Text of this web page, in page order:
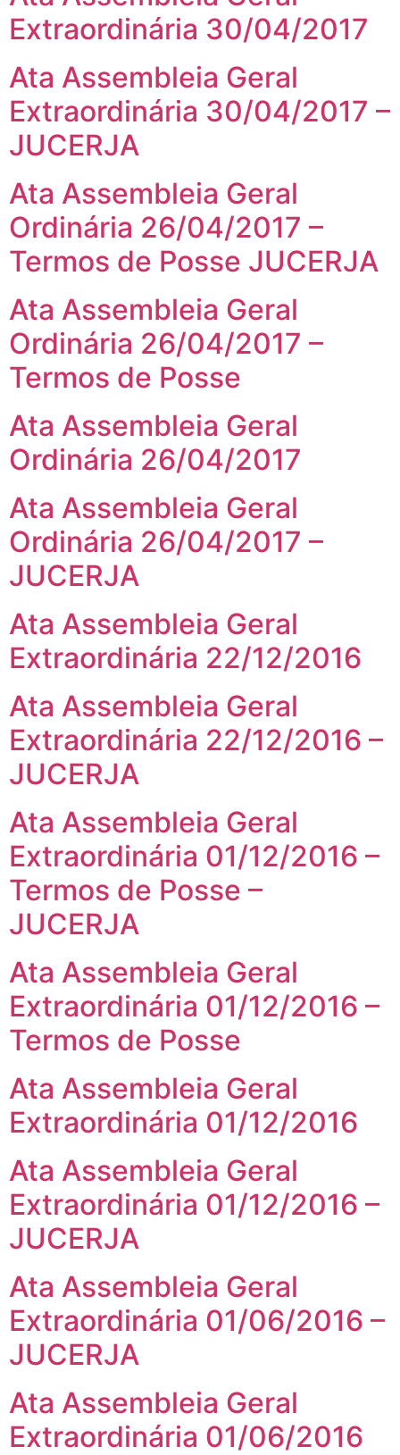
Extraordinária 30/04/2017
Ata Assembleia Geral
Extraordinária 30/04/2017 –
JUCERJA
Ata Assembleia Geral
Ordinária 26/04/2017 –
Termos de Posse JUCERJA
Ata Assembleia Geral
Ordinária 26/04/2017 –
Termos de Posse
Ata Assembleia Geral
Ordinária 26/04/2017
Ata Assembleia Geral
Ordinária 26/04/2017 –
JUCERJA
Ata Assembleia Geral
Extraordinária 22/12/2016
Ata Assembleia Geral
Extraordinária 22/12/2016 –
JUCERJA
Ata Assembleia Geral
Extraordinária 01/12/2016 –
Termos de Posse –
JUCERJA
Ata Assembleia Geral
Extraordinária 01/12/2016 –
Termos de Posse
Ata Assembleia Geral
Extraordinária 01/12/2016
Ata Assembleia Geral
Extraordinária 01/12/2016 –
JUCERJA
Ata Assembleia Geral
Extraordinária 01/06/2016 –
JUCERJA
Ata Assembleia Geral
Extraordinária 01/06/2016